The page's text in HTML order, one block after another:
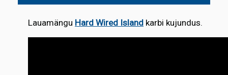
Lauamängu Hard Wired Island karbi kujundus.